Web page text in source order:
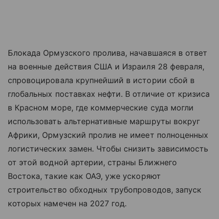
Блокада Ормузского пролива, начавшаяся в ответ
на военные действия США и Израиля 28 февраля,
спровоцировала крупнейший в истории сбой в
глобальных поставках нефти. В отличие от кризиса
в Красном море, где коммерческие суда могли
использовать альтернативные маршруты вокруг
Африки, Ормузский пролив не имеет полноценных
логистических замен. Чтобы снизить зависимость
от этой водной артерии, страны Ближнего
Востока, такие как ОАЭ, уже ускоряют
строительство обходных трубопроводов, запуск
которых намечен на 2027 год.